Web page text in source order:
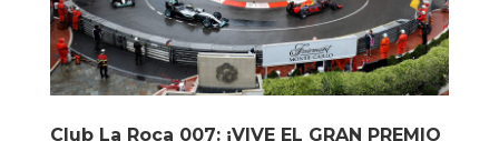
Club La Roca 007: ¡VIVE EL GRAN PREMIO